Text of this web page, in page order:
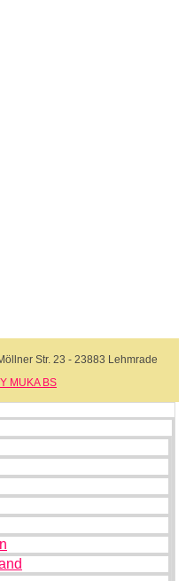
Str. 23 - 23883 Lehmrade
MUKA BS​